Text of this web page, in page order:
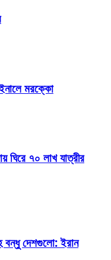
মরক্কো
ঘিরে ৭০ লাখ যাত্রীর
বন্ধু দেশগুলো: ইরান